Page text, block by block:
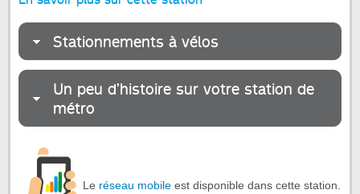
Stationnements à vélos
Un peu d’histoire sur votre station de
métro
Le réseau mobile est disponible dans cette station.